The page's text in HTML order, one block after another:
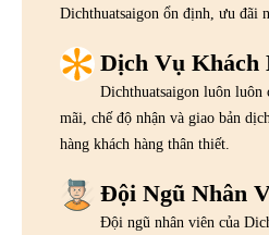
Dichthuatsaigon ổn định, ưu đãi
Dịch Vụ Khách
Dichthuatsaigon luôn luôn
mãi, chế độ nhận và giao bản
hàng khách hàng thân thiết.
Đội Ngũ Nhân
Đội ngũ nhân viên của